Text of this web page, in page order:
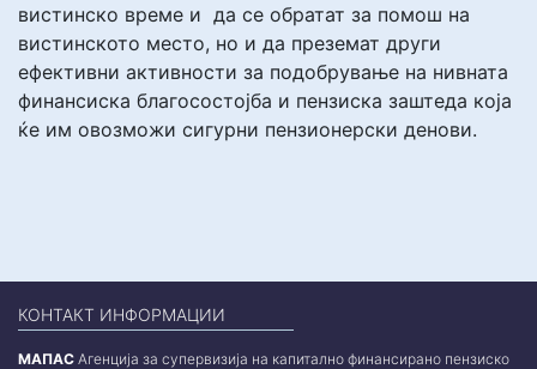
вистинско време и да се обратат за помош на
вистинското место, но и да преземат други
ефективни активности за подобрување на нивната
финансиска благосостојба и пензиска заштеда која
ќе им овозможи сигурни пензионерски денови.
КОНТАКТ ИНФОРМАЦИИ
МАПАС Агенција за супервизија на капитално финансирано пензиско